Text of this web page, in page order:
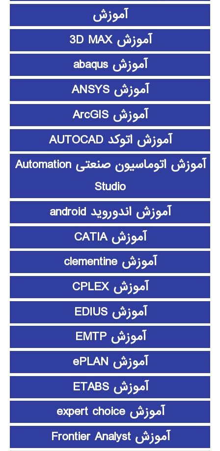
آموزش
آموزش 3D MAX
آموزش abaqus
آموزش ANSYS
آموزش ArcGIS
آموزش اتوکد AUTOCAD
آموزش اتوماسیون صنعتی Automation
Studio
آموزش اندوروید android
آموزش CATIA
آموزش clementine
آموزش CPLEX
آموزش EDIUS
آموزش EMTP
آموزش ePLAN
آموزش ETABS
آموزش expert choice
آموزش Frontier Analyst